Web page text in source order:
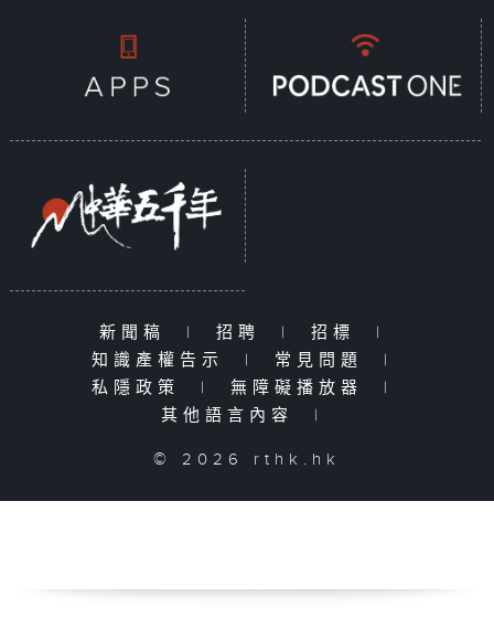
新聞稿 | 招聘 | 招標
|
知識產權告示
| 常見問題
|
私隱政策
| 無障礙播放器
|
其他語言內容
|
© 2026 rthk.hk